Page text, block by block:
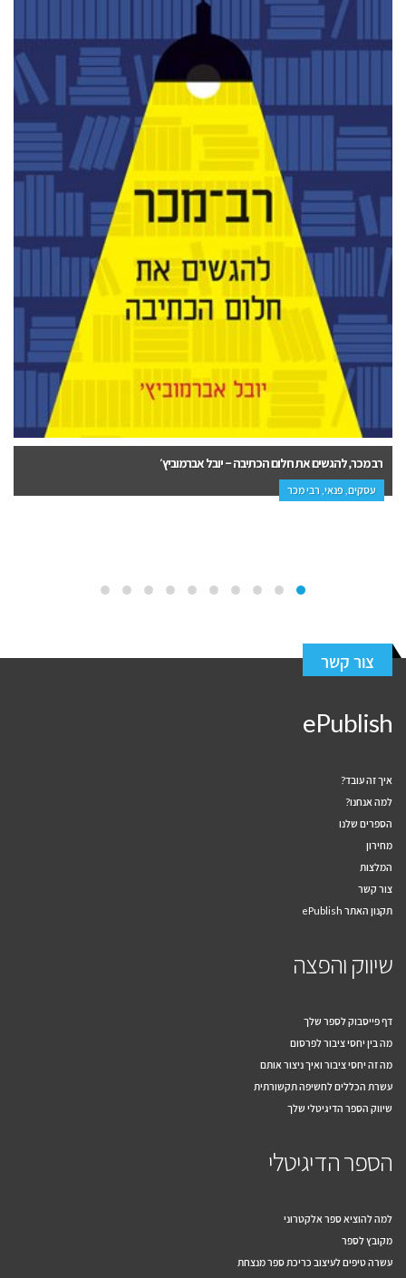
רב מכר, להגשים את חלום הכתיבה – יובל אברמוביץ׳
עסקים, פנאי, רבי מכר
צור קשר
ePublish
איך זה עובד?
למה אנחנו?
הספרים שלנו
מחירון
המלצות
צור קשר
תקנון האתר ePublish
שיווק והפצה
דף פייסבוק לספר שלך
מה בין יחסי ציבור לפרסום
מה זה יחסי ציבור ואיך ניצור אותם
עשרת הכללים לחשיפה תקשורתית
שיווק הספר הדיגיטלי שלך
הספר הדיגיטלי
למה להוציא ספר אלקטרוני
מקובץ לספר
עשרה טיפים לעיצוב כריכת ספר מנצחת